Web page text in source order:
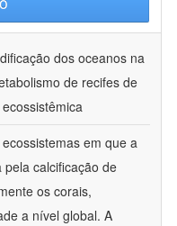
dos oceanos na
de recifes de
em que a
calcificação de
os corais,
a nível global. A